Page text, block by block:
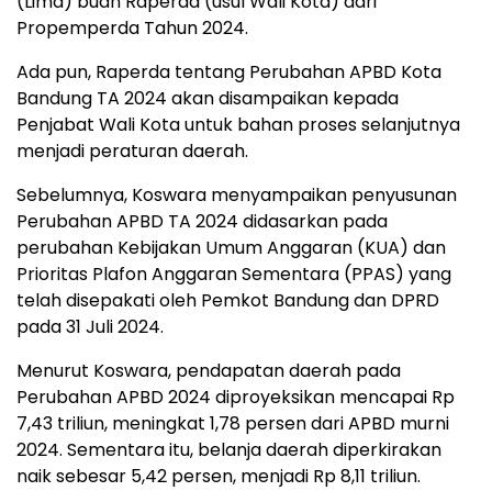
Propemperda Tahun 2024.
Ada pun, Raperda tentang Perubahan APBD Kota
Bandung TA 2024 akan disampaikan kepada
Penjabat Wali Kota untuk bahan proses selanjutnya
menjadi peraturan daerah.
Sebelumnya, Koswara menyampaikan penyusunan
Perubahan APBD TA 2024 didasarkan pada
perubahan Kebijakan Umum Anggaran (KUA) dan
Prioritas Plafon Anggaran Sementara (PPAS) yang
telah disepakati oleh Pemkot Bandung dan DPRD
pada 31 Juli 2024.
Menurut Koswara, pendapatan daerah pada
Perubahan APBD 2024 diproyeksikan mencapai Rp
7,43 triliun, meningkat 1,78 persen dari APBD murni
2024. Sementara itu, belanja daerah diperkirakan
naik sebesar 5,42 persen, menjadi Rp 8,11 triliun.